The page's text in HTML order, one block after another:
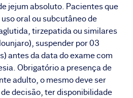
jejum absoluto. Pacientes que
oral ou subcutâneo de
tirzepatida ou similares
suspender por 03
antes da data do exame com
Obrigatório a presença de
adulto, o mesmo deve ser
decisão, ter disponibilidade